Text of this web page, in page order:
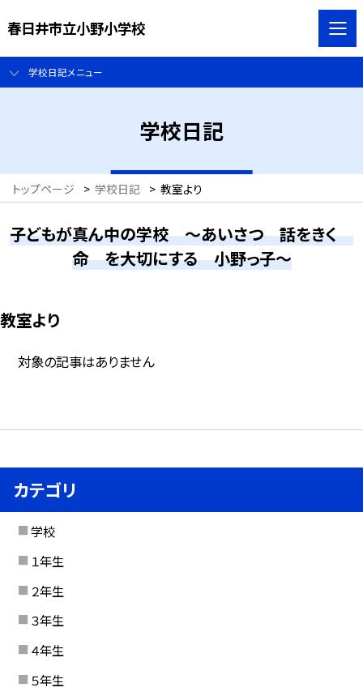
春日井市立小野小学校
学校日記メニュー
学校日記
トップページ > 学校日記 > 教室より
子どもが真ん中の学校 ～あいさつ 話をきく
命 を大切にする 小野っ子～
教室より
対象の記事はありません
カテゴリ
学校
１年生
２年生
３年生
４年生
５年生